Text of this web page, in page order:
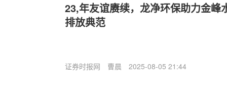
23,年友谊赓续，龙净环保助力金峰
排放典范
证券时报网 曹晨 2025-08-05 21:44